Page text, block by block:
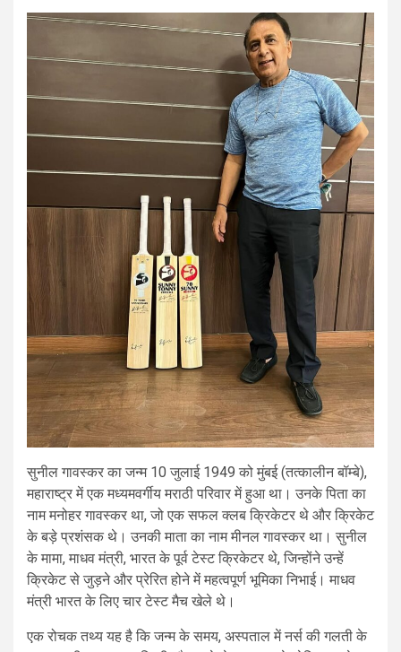
सुनील गावस्कर का जन्म 10 जुलाई 1949 को मुंबई (तत्कालीन बॉम्बे),
महाराष्ट्र में एक मध्यमवर्गीय मराठी परिवार में हुआ था। उनके पिता का
नाम मनोहर गावस्कर था, जो एक सफल क्लब क्रिकेटर थे और क्रिकेट
के बड़े प्रशंसक थे। उनकी माता का नाम मीनल गावस्कर था। सुनील
के मामा, माधव मंत्री, भारत के पूर्व टेस्ट क्रिकेटर थे, जिन्होंने उन्हें
क्रिकेट से जुड़ने और प्रेरित होने में महत्वपूर्ण भूमिका निभाई। माधव
मंत्री भारत के लिए चार टेस्ट मैच खेले थे।
एक रोचक तथ्य यह है कि जन्म के समय, अस्पताल में नर्स की गलती के